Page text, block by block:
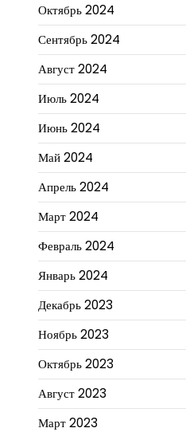
Октябрь 2024
Сентябрь 2024
Август 2024
Июль 2024
Июнь 2024
Май 2024
Апрель 2024
Март 2024
Февраль 2024
Январь 2024
Декабрь 2023
Ноябрь 2023
Октябрь 2023
Август 2023
Март 2023